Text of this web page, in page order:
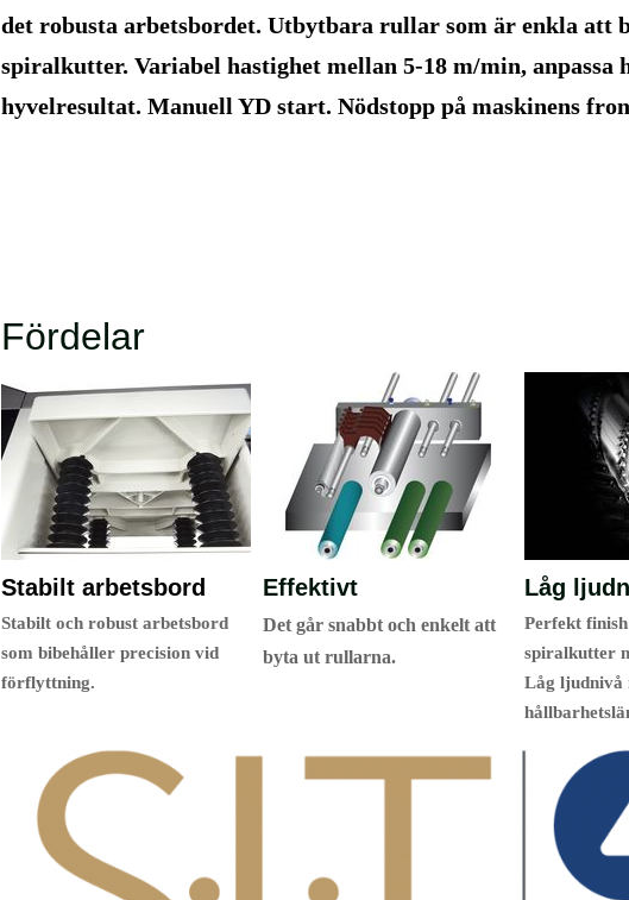
det robusta arbetsbordet. Utbytbara rullar som är enkla att
spiralkutter. Variabel hastighet mellan 5-18 m/min,
hyvelresultat. Manuell YD start. Nödstopp på maskinens
Fördelar
Stabilt arbetsbord
Stabilt och robust arbetsbord
som bibehåller precision vid
förflyttning.
Effektivt
Det går snabbt och enkelt att
byta ut rullarna.
Låg
Perfekt
spiralkutter
Låg ljudnivå